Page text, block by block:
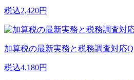
税込2,420円
加算税の最新実務と税務調査対応Q
税込4,180円